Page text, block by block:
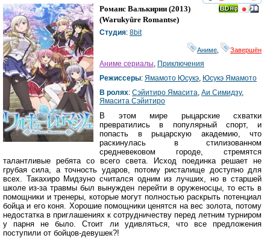
смотреть
Романс Валькирии (2013)
(Warukyûre Romantse)
Студия: 8bit
Аниме Завершён
Аниме сериалы Приключения
Режиссеры: Ямамото Юсукэ Юсукэ Ямамото
В ролях: Сэйитиро Ямасита Аи Симидзу,
Ямасита Сэйитиро
В этом мире рыцарские схватки
превратились в популярный спорт, и
попасть в рыцарскую академию, что
раскинулась в стилизованном
средневековом городе, стремятся
талантливые ребята со всего света. Исход поединка решает не
грубая сила, а точность ударов, потому ристалище доступно для
всех. Такахиро Мидзуно считался одним из лучших, но в старшей
школе из-за травмы был вынужден перейти в оруженосцы, то есть в
помощники и тренеры, которые могут полностью раскрыть потенциал
бойца и его коня. Хорошие помощники ценятся на вес золота, потому
недостатка в приглашениях к сотрудничеству перед летним турниром
у парня не было. Стоит ли удивляться, что все предложения
поступили от бойцов-девушек?!